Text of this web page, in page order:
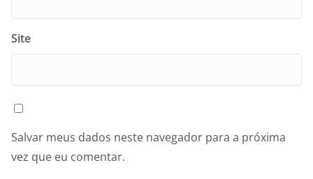
Site
Salvar meus dados neste navegador para a próxima
vez que eu comentar.